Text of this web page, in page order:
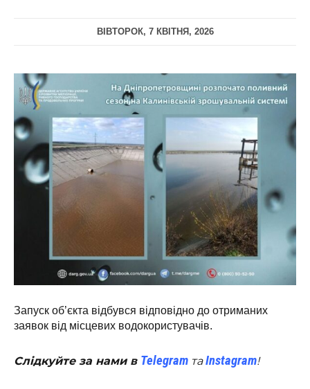
ВІВТОРОК, 7 КВІТНЯ, 2026
Запуск об’єкта відбувся відповідно до отриманих
заявок від місцевих водокористувачів.
Слідкуйте за нами в Telegram таInstagram!